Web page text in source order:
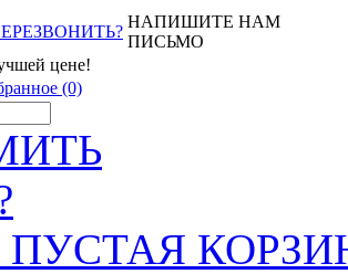
НАПИШИТЕ НАМ
ПИСЬМО
цене!
(0)
ПУСТАЯ